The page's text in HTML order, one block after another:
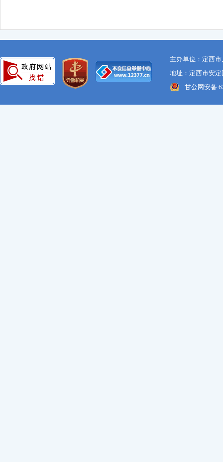
主办单位：定西
地址：定西市安
甘公网安备